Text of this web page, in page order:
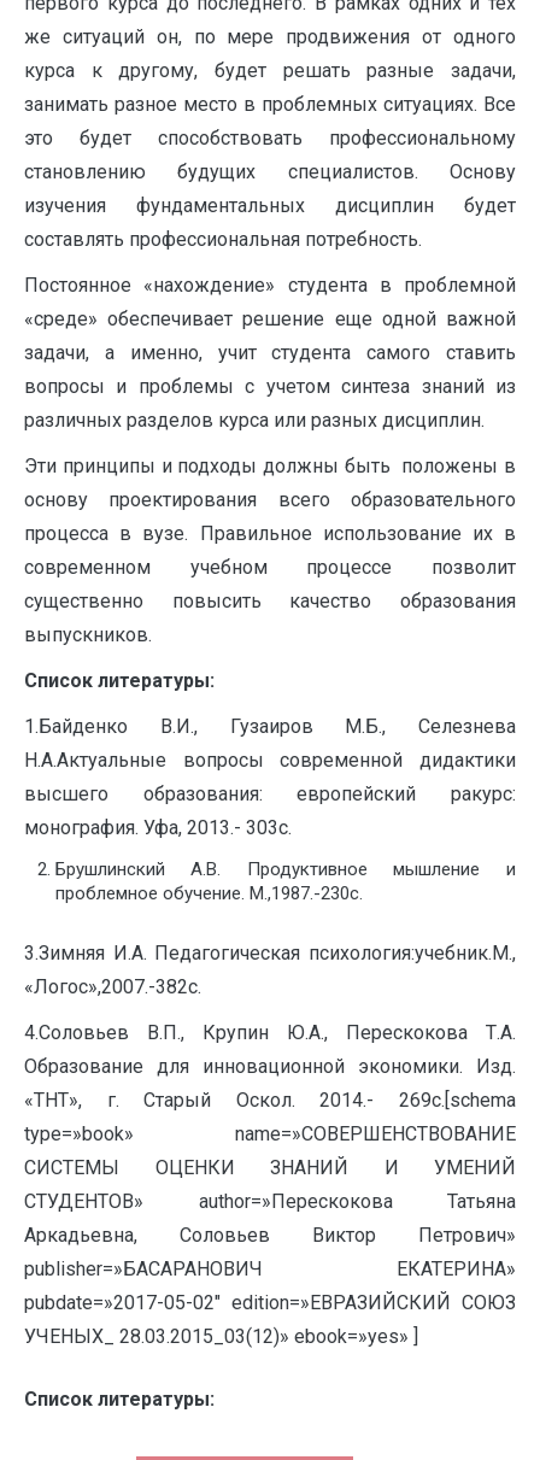
же ситуаций он, по мере продвижения от одного
курса к другому, будет решать разные задачи,
занимать разное место в проблемных ситуациях. Все
это будет способствовать профессиональному
становлению будущих специалистов. Основу
изучения фундаментальных дисциплин будет
составлять профессиональная потребность.
Постоянное «нахождение» студента в проблемной
«среде» обеспечивает решение еще одной важной
задачи, а именно, учит студента самого ставить
вопросы и проблемы с учетом синтеза знаний из
различных разделов курса или разных дисциплин.
Эти принципы и подходы должны быть положены в
основу проектирования всего образовательного
процесса в вузе. Правильное использование их в
современном учебном процессе позволит
существенно повысить качество образования
выпускников.
Список литературы:
1.Байденко В.И., Гузаиров М.Б., Селезнева
Н.А.Актуальные вопросы современной дидактики
высшего образования: европейский ракурс:
монография. Уфа, 2013.- 303с.
Брушлинский А.В. Продуктивное мышление и
проблемное обучение. М.,1987.-230с.
3.Зимняя И.А. Педагогическая психология:учебник.М.,
«Логос»,2007.-382с.
4.Соловьев В.П., Крупин Ю.А., Перескокова Т.А.
Образование для инновационной экономики. Изд.
«ТНТ», г. Старый Оскол. 2014.- 269с.[schema
type=»book» name=»СОВЕРШЕНСТВОВАНИЕ
СИСТЕМЫ ОЦЕНКИ ЗНАНИЙ И УМЕНИЙ
СТУДЕНТОВ» author=»Перескокова Татьяна
Аркадьевна, Соловьев Виктор Петрович»
publisher=»БАСАРАНОВИЧ ЕКАТЕРИНА»
pubdate=»2017-05-02″ edition=»ЕВРАЗИЙСКИЙ СОЮЗ
УЧЕНЫХ_ 28.03.2015_03(12)» ebook=»yes» ]
Список литературы: